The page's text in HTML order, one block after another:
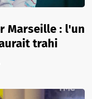
Marseille : l'un
trahi